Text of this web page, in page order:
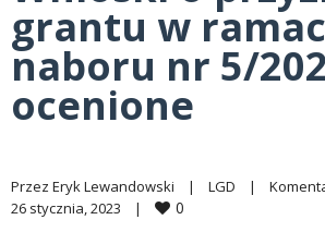
grantu w
naboru nr 5/
ocenione
Przez Eryk Lewandowski | LGD |
26 stycznia, 2023
| 0